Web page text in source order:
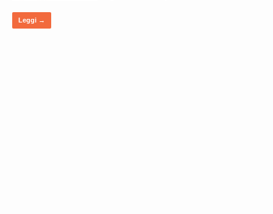
Leggi →